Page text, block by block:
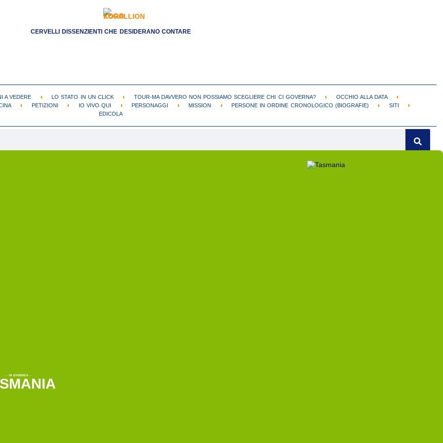
CERVELLI DISSENZIENTI CHE DESIDERANO CONTARE
A VEDERE LO STATO IN UN CLICK TOUR-MA DAVVERO NON POSSIAMO SCEGLIERE CHI CI GOVERNA?
OCCHIO ALLA DATA
PETIZIONI IO VIVO QUI PERSONAGGI MISSION PERSONE IN ORDINE CRONOLOGICO (BIOGRAFIE)
SITI
EDICOLA
- IN EVIDENZA -